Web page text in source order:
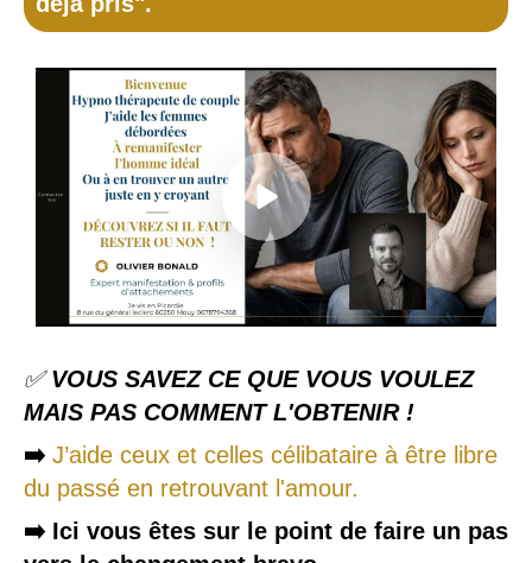
✅VOUS SAVEZ CE QUE VOUS VOULEZ
MAIS PAS COMMENT L'OBTENIR!
➡️ J’aide ceux et celles célibataire à être libre
du passé en retrouvant l'amour.
➡️ Ici vous êtes sur le point de faire un pas